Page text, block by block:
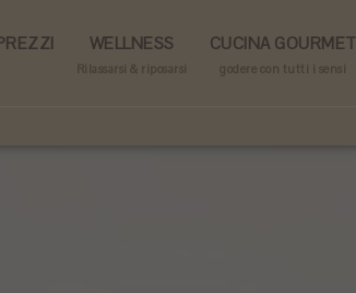
WELLNESS
Rilassarsi & riposarsi
CUCINA GOURMET
godere con tutti i sensi